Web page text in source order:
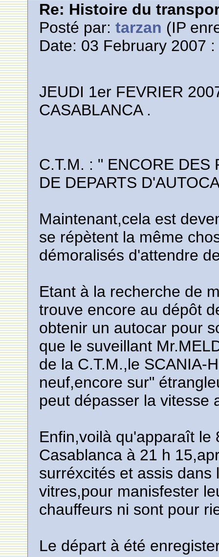
Re: Histoire du
Posté par:tarzan (IP
Date: 03 February 2007
JEUDI 1er FEVRIER
CASABLANCA .
C.T.M. : " ENCORE DES
DE DEPARTS
Maintenant,cela est
se répètent la même
démoralisés d'attendre
Etant à la recherche de
trouve encore au dépôt
obtenir un autocar pour
que le suveillant
de la C.T.M.,le SCANIA-
neuf,encore sur"
peut dépasser la vitesse
Enfin,voilà qu'apparaît
Casablanca à 21 h
surréxcités et assis
vitres,pour manisfester
chauffeurs ni sont pour
Le départ à été